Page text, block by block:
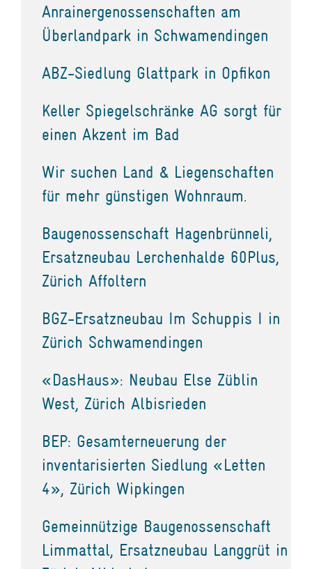
Anrainergenossenschaften am
Überlandpark in Schwamendingen
ABZ-Siedlung Glattpark in Opfikon
Keller Spiegelschränke AG sorgt für
einen Akzent im Bad
Wir suchen Land & Liegenschaften
für mehr günstigen Wohnraum.
Baugenossenschaft Hagenbrünneli,
Ersatzneubau Lerchenhalde 60Plus,
Zürich Affoltern
BGZ-Ersatzneubau Im Schuppis I in
Zürich Schwamendingen
«DasHaus»: Neubau Else Züblin
West, Zürich Albisrieden
BEP: Gesamterneuerung der
inventarisierten Siedlung «Letten
4», Zürich Wipkingen
Gemeinnützige Baugenossenschaft
Limmattal, Ersatzneubau Langgrüt in